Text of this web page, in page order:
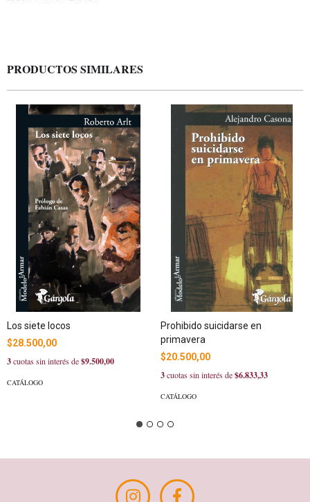
PRODUCTOS SIMILARES
Los siete locos
$28.500,00
3cuotas sin interés de$9.500,00
CATÁLOGO
Prohibido suicidarse en
primavera
$20.500,00
3cuotas sin interés de$6.833,33
CATÁLOGO